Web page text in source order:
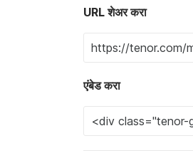
URL शेअर करा
एंबेड करा